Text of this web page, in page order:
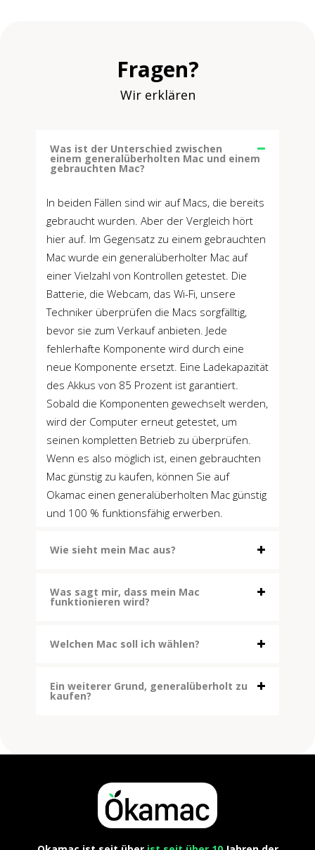
Fragen?
Wir erklären
Was ist der Unterschied zwischen
einem generalüberholten Mac und einem
gebrauchten Mac?
In beiden Fällen sind wir auf Macs, die bereits
gebraucht wurden. Aber der Vergleich hört
hier auf. Im Gegensatz zu einem gebrauchten
Mac wurde ein generalüberholter Mac auf
einer Vielzahl von Kontrollen getestet. Die
Batterie, die Webcam, das Wi-Fi, unsere
Techniker überprüfen die Macs sorgfälltig,
bevor sie zum Verkauf anbieten. Jede
fehlerhafte Komponente wird durch eine
neue Komponente ersetzt. Eine Ladekapazität
des Akkus von 85 Prozent ist garantiert.
Sobald die Komponenten gewechselt werden,
wird der Computer erneut getestet, um
seinen kompletten Betrieb zu überprüfen.
Wenn es also möglich ist, einen gebrauchten
Mac günstig zu kaufen, können Sie auf
Okamac einen generalüberholten Mac günstig
und 100 % funktionsfähig erwerben.
Wie sieht mein Mac aus?
Was sagt mir, dass mein Mac
funktionieren wird?
Welchen Mac soll ich wählen?
Ein weiterer Grund, generalüberholt zu
kaufen?